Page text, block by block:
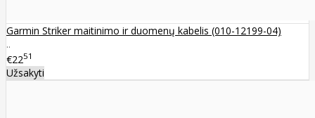
Garmin Striker maitinimo ir duomenų kabelis (010-12199-04)
..
€2251
Užsakyti